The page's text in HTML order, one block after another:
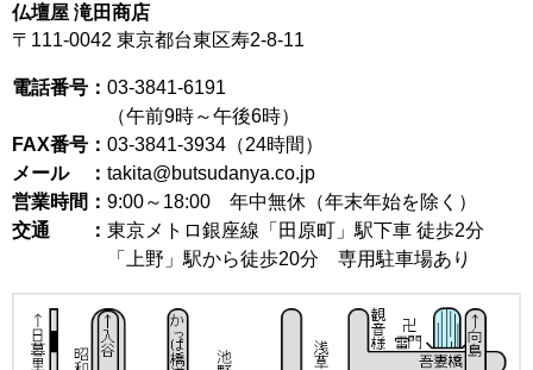
仏壇屋 滝田商店
〒111-0042 東京都台東区寿2-8-11
電話番号： 03-3841-6191
（午前9時～午後6時）
FAX番号： 03-3841-3934（24時間）
メール ： takita@butsudanya.co.jp
営業時間： 9:00～18:00 年中無休（年末年始を除く）
交通 ： 東京メトロ銀座線「田原町」駅下車 徒歩2分
「上野」駅から徒歩20分 専用駐車場あり